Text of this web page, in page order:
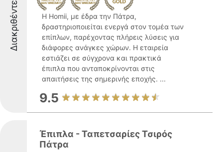
Διακριθέντες
Η Homii, με έδρα την Πάτρα,
δραστηριοποιείται ενεργά στον τομέα των
επίπλων, παρέχοντας πλήρεις λύσεις για
διάφορες ανάγκες χώρων. Η εταιρεία
εστιάζει σε σύγχρονα και πρακτικά
έπιπλα που ανταποκρίνονται στις
απαιτήσεις της σημερινής εποχής. ...
9.5
Έπιπλα - Ταπετσαρίες Τσιρός
Πάτρα